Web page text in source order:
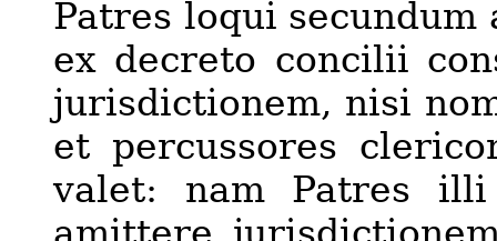
Patres loqui
ex decreto concilii
jurisdictionem, nisi
et percussores
valet: nam Patres